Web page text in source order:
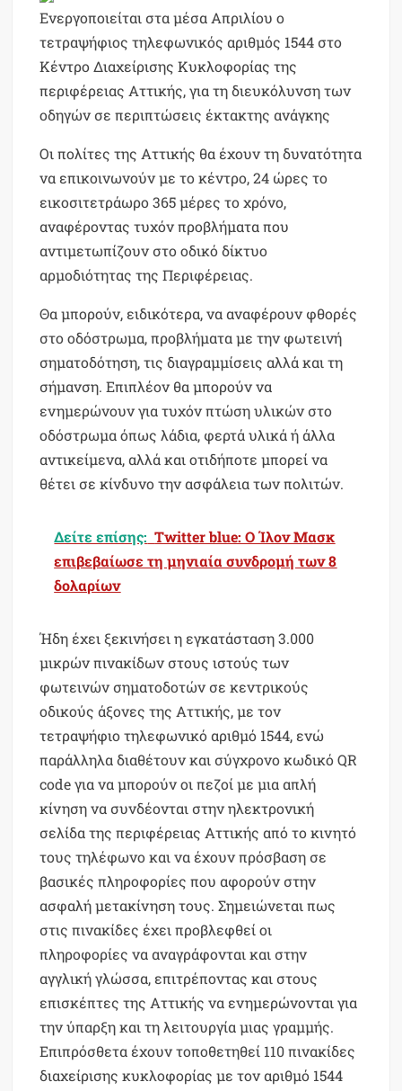
Ενεργοποιείται στα μέσα Απριλίου ο
τετραψήφιος τηλεφωνικός αριθμός 1544 στο
Κέντρο Διαχείρισης Κυκλοφορίας της
περιφέρειας Αττικής, για τη διευκόλυνση των
οδηγών σε περιπτώσεις έκτακτης ανάγκης
Οι πολίτες της Αττικής θα έχουν τη δυνατότητα
να επικοινωνούν με το κέντρο, 24 ώρες το
εικοσιτετράωρο 365 μέρες το χρόνο,
αναφέροντας τυχόν προβλήματα που
αντιμετωπίζουν στο οδικό δίκτυο
αρμοδιότητας της Περιφέρειας.
Θα μπορούν, ειδικότερα, να αναφέρουν φθορές
στο οδόστρωμα, προβλήματα με την φωτεινή
σηματοδότηση, τις διαγραμμίσεις αλλά και τη
σήμανση. Επιπλέον θα μπορούν να
ενημερώνουν για τυχόν πτώση υλικών στο
οδόστρωμα όπως λάδια, φερτά υλικά ή άλλα
αντικείμενα, αλλά και οτιδήποτε μπορεί να
θέτει σε κίνδυνο την ασφάλεια των πολιτών.
Δείτε επίσης: Twitter blue: Ο Ίλον Μασκ
επιβεβαίωσε τη μηνιαία συνδρομή των 8
δολαρίων
Ήδη έχει ξεκινήσει η εγκατάσταση 3.000
μικρών πινακίδων στους ιστούς των
φωτεινών σηματοδοτών σε κεντρικούς
οδικούς άξονες της Αττικής, με τον
τετραψήφιο τηλεφωνικό αριθμό 1544, ενώ
παράλληλα διαθέτουν και σύγχρονο κωδικό QR
code για να μπορούν οι πεζοί με μια απλή
κίνηση να συνδέονται στην ηλεκτρονική
σελίδα της περιφέρειας Αττικής από το κινητό
τους τηλέφωνο και να έχουν πρόσβαση σε
βασικές πληροφορίες που αφορούν στην
ασφαλή μετακίνηση τους. Σημειώνεται πως
στις πινακίδες έχει προβλεφθεί οι
πληροφορίες να αναγράφονται και στην
αγγλική γλώσσα, επιτρέποντας και στους
επισκέπτες της Αττικής να ενημερώνονται για
την ύπαρξη και τη λειτουργία μιας γραμμής.
Επιπρόσθετα έχουν τοποθετηθεί 110 πινακίδες
διαχείρισης κυκλοφορίας με τον αριθμό 1544